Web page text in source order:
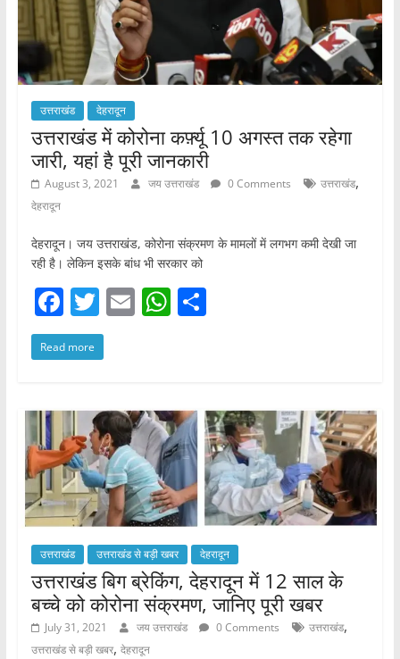
उत्तराखंड देहरादून
उत्तराखंड में कोरोना कर्फ़्यू 10 अगस्त तक रहेगा
जारी, यहां है पूरी जानकारी
August 3, 2021 जय उत्तराखंड 0 Comments उत्तराखंड,
देहरादून
देहरादून। जय उत्तराखंड, कोरोना संक्रमण के मामलों में लगभग कमी देखी जा
रही है। लेकिन इसके बांध भी सरकार को
F
a
c
b
o
o
k
T
w
itt
E W
A
p
p
S
Read more
उत्तराखंड उत्तराखंड से बड़ी खबर देहरादून
उत्तराखंड बिग ब्रेकिंग, देहरादून में 12 साल के
बच्चे को कोरोना संक्रमण, जानिए पूरी खबर
July 31, 2021 जय उत्तराखंड 0 Comments उत्तराखंड,
उत्तराखंड से बड़ी खबर, देहरादून